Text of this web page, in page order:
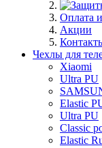
Оплата
Акции
Чехлы для
Xiaomi
Ultra PU
Elastic
Ultra PU
Classic
Elastic